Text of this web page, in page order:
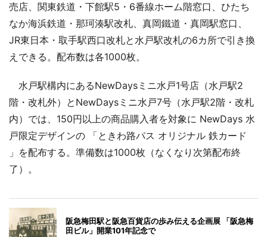
売店、関東鉄道・下館駅5・6番線ホーム階窓口、ひたち
なか海浜鉄道・那珂湊駅改札、真岡鐵道・真岡駅窓口、
JR東日本・取手駅西口改札と水戸駅改札の6カ所で引き換
えできる。配布数は各1000枚。
水戸駅構内にあるNewDaysミニ水戸1号店（水戸駅2
階・改札外）とNewDaysミニ水戸7号（水戸駅2階・改札
内）では、150円以上の商品購入者を対象に NewDays 水
戸限定デザインの 「ときわ路パス オリジナル 鉄カード
」を配布する。準備数は1000枚（なくなり次第配布終
了）。
阪急梅田駅と阪急百貨店の歩み伝える企画展 「阪急梅
田ビル」開業101年記念で